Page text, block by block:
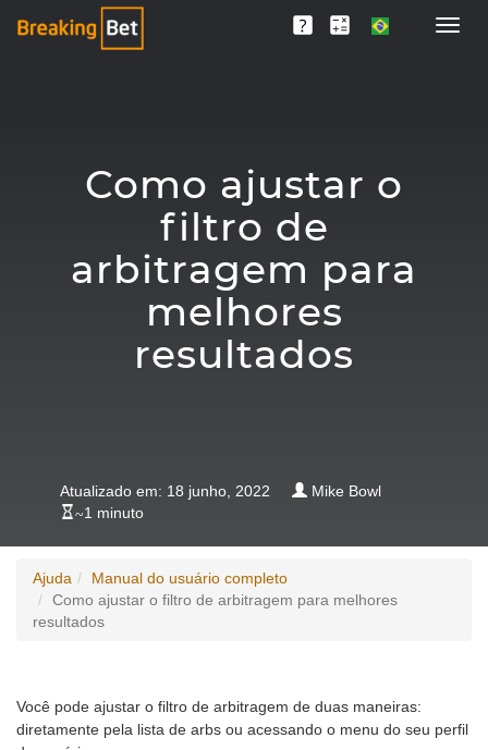
Como ajustar o
filtro de
arbitragem para
melhores
resultados
Mike Bowl
Atualizado em: 18 junho, 2022
~1 minuto
Ajuda
Manual do usuário completo
Como ajustar o filtro de arbitragem para melhores
resultados
Você pode ajustar o filtro de arbitragem de duas maneiras:
diretamente pela lista de arbs ou acessando o menu do seu perfil